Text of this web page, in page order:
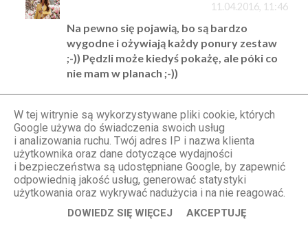
11.04.2016, 11:46
Na pewno się pojawią, bo są bardzo
wygodne i ożywiają każdy ponury zestaw
;-)) Pędzli może kiedyś pokażę, ale póki co
nie mam w planach ;-))
Anonimowy
10.04.2016, 20:37
Pierwsza i druga są super, trzecia nie w moim
tyle ubran skoro większość i tak niedługo pewnie
W tej witrynie są wykorzystywane pliki cookie, których
Google używa do świadczenia swoich usług
i analizowania ruchu. Twój adres IP i nazwa klienta
użytkownika oraz dane dotyczące wydajności
i bezpieczeństwa są udostępniane Google, by zapewnić
odpowiednią jakość usług, generować statystyki
użytkowania oraz wykrywać nadużycia i na nie reagować.
DOWIEDZ SIĘ WIĘCEJ AKCEPTUJĘ